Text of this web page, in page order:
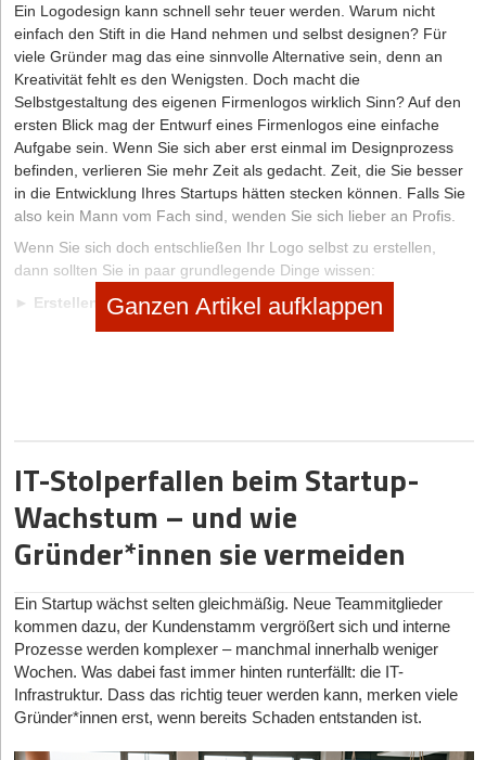
Ein Logodesign kann schnell sehr teuer werden. Warum nicht
einfach den Stift in die Hand nehmen und selbst designen? Für
viele Gründer mag das eine sinnvolle Alternative sein, denn an
Kreativität fehlt es den Wenigsten. Doch macht die
Selbstgestaltung des eigenen Firmenlogos wirklich Sinn? Auf den
ersten Blick mag der Entwurf eines Firmenlogos eine einfache
Aufgabe sein. Wenn Sie sich aber erst einmal im Designprozess
befinden, verlieren Sie mehr Zeit als gedacht. Zeit, die Sie besser
in die Entwicklung Ihres Startups hätten stecken können. Falls Sie
also kein Mann vom Fach sind, wenden Sie sich lieber an Profis.
Wenn Sie sich doch entschließen Ihr Logo selbst zu erstellen,
dann sollten Sie in paar grundlegende Dinge wissen:
►
Erstellen Sie ihr Firmenlogo als Vektorgrafik
Dieser Punkt wird oft unterschätzt. Ein gängiger Fehler ist, sein
Bearbeitungsprogramme wie z.B. Inkscape.
► Bieten Sie Ihr Firmenlogo zum Download an
Wenn Sie über eine Website verfügen, sollten Sie auf dieser immer
die Möglichkeit integrieren, Ihr Logo in allen gängigen
Firmenlogo-Wettbewerbe im Internet
Eine andere, allerdings nicht kostenlose Möglichkeit, sind
Logowettbewerbe im Internet. Diese finden immer mehr
Beliebtheit. Auf Seiten wie z.B. 99designs.de oder
Ganzen Artikel aufklappen
IT-Stolperfallen beim Startup-
Wachstum – und wie
Gründer*innen sie vermeiden
Ein Startup wächst selten gleichmäßig. Neue Teammitglieder
kommen dazu, der Kundenstamm vergrößert sich und interne
Prozesse werden komplexer – manchmal innerhalb weniger
Wochen. Was dabei fast immer hinten runterfällt: die IT-
Infrastruktur. Dass das richtig teuer werden kann, merken viele
Gründer*innen erst, wenn bereits Schaden entstanden ist.